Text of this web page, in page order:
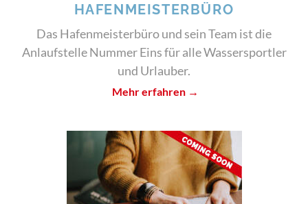
HAFENMEISTERBÜRO
Das Hafenmeisterbüro und sein Team ist die
Anlaufstelle Nummer Eins für alle Wassersportler
und Urlauber.
Mehr erfahren →